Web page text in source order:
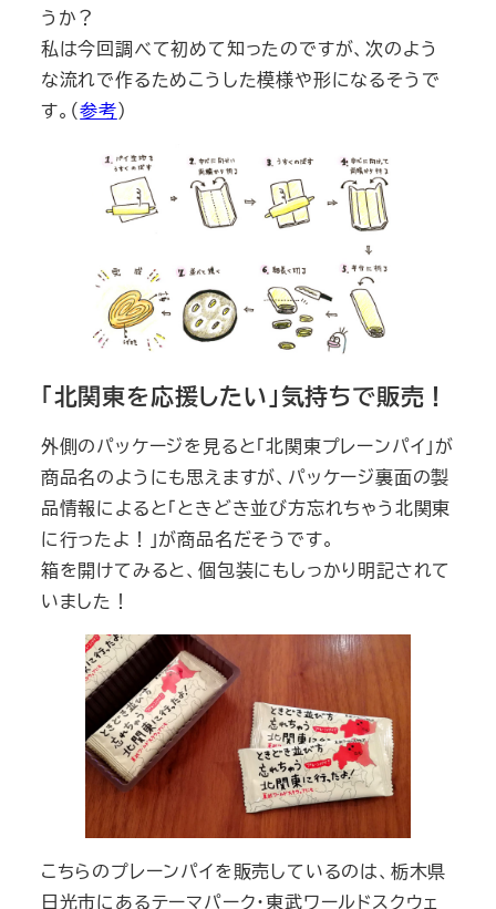
うか？
私は今回調べて初めて知ったのですが、次のよう
な流れで作るためこうした模様や形になるそうで
す。（参考）
「北関東を応援したい」気持ちで販売！
外側のパッケージを見ると「北関東プレーンパイ」が
商品名のようにも思えますが、パッケージ裏面の製
品情報によると「ときどき並び方忘れちゃう北関東
に行ったよ！」が商品名だそうです。
箱を開けてみると、個包装にもしっかり明記されて
いました！
こちらのプレーンパイを販売しているのは、栃木県
日光市にあるテーマパーク・東武ワールドスクウェ